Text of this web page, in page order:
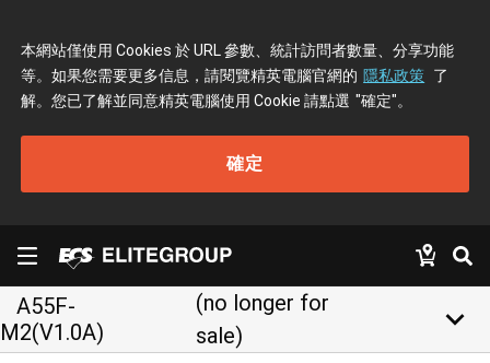
本網站僅使用 Cookies 於 URL 參數、統計訪問者數量、分享功能
等。如果您需要更多信息，請閱覽精英電腦官網的 隱私政策 了
解。您已了解並同意精英電腦使用 Cookie 請點選 "確定"。
確定
A55F-
M2(V1.0A)
(no longer for
sale)
keyboard_arrow_down